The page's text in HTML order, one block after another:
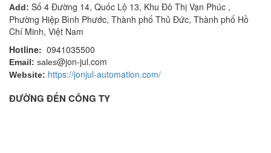
Add: Số 4 Đường 14, Quốc Lộ 13, Khu Đô Thị Vạn Phúc ,
Phường Hiệp Bình Phước, Thành phố Thủ Đức, Thành phố Hồ
Chí Minh, Việt Nam
Hotline: 0941035500
Email: sales@jon-jul.com
Website: https://jonjul-automation.com/
ĐƯỜNG ĐẾN CÔNG TY